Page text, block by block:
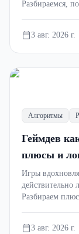
()
Разбираемся,
3 авг. 2026 г.
Алгоритмы
Геймдев
плюсы и
Игры
действительно
Разбираем
3 авг. 2026 г.